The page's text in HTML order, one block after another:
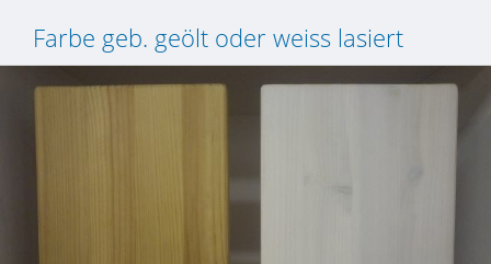
Farbe geb. geölt oder weiss lasiert